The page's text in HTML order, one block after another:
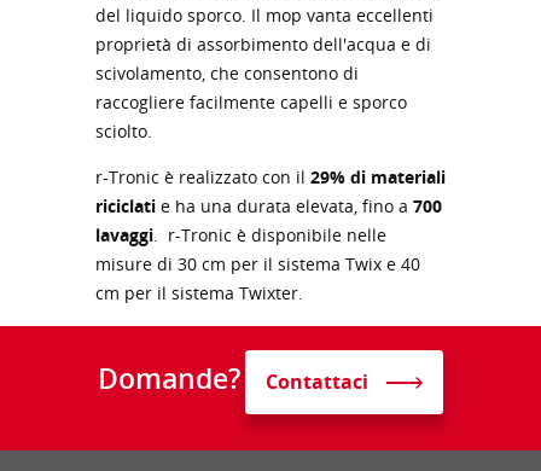
del liquido sporco. Il mop vanta eccellenti
proprietà di assorbimento dell'acqua e di
scivolamento, che consentono di
raccogliere facilmente capelli e sporco
sciolto.
r-Tronic è realizzato con il 29% di materiali
riciclati e ha una durata elevata, fino a 700
lavaggi . r-Tronic è disponibile nelle
misure di 30 cm per il sistema Twix e 40
cm per il sistema Twixter.
Domande? Contattaci